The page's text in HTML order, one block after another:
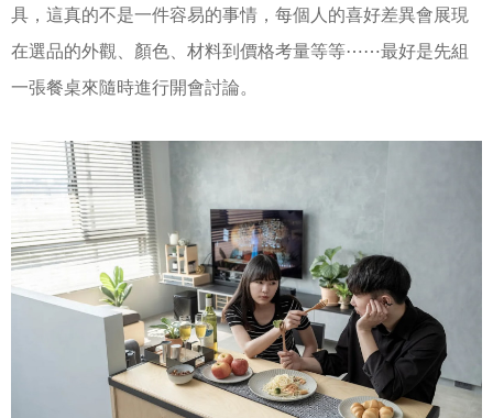
具，這真的不是一件容易的事情，每個人的喜好差異會展現
在選品的外觀、顏色、材料到價格考量等等⋯⋯最好是先組
一張餐桌來隨時進行開會討論。